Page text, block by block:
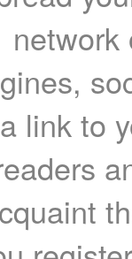
network
a link to